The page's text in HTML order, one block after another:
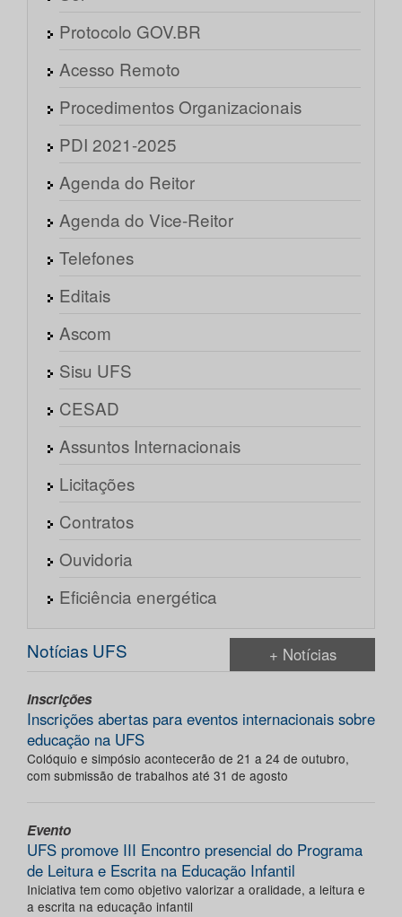
Protocolo GOV.BR
Acesso Remoto
Procedimentos Organizacionais
PDI 2021-2025
Agenda do Reitor
Agenda do Vice-Reitor
Telefones
Editais
Ascom
Sisu UFS
CESAD
Assuntos Internacionais
Licitações
Contratos
Ouvidoria
Eficiência energética
Notícias UFS + Notícias
Inscrições
Inscrições abertas para eventos internacionais sobre
educação na UFS
Colóquio e simpósio acontecerão de 21 a 24 de outubro,
com submissão de trabalhos até 31 de agosto
Evento
UFS promove III Encontro presencial do Programa
de Leitura e Escrita na Educação Infantil
Iniciativa tem como objetivo valorizar a oralidade, a leitura e
a escrita na educação infantil